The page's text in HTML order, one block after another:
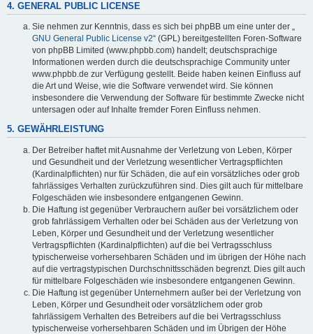
4. GENERAL PUBLIC LICENSE
Sie nehmen zur Kenntnis, dass es sich bei phpBB um eine unter der „
GNU General Public License v2“ (GPL) bereitgestellten Foren-Software
von phpBB Limited (www.phpbb.com) handelt; deutschsprachige
Informationen werden durch die deutschsprachige Community unter
www.phpbb.de zur Verfügung gestellt. Beide haben keinen Einfluss auf
die Art und Weise, wie die Software verwendet wird. Sie können
insbesondere die Verwendung der Software für bestimmte Zwecke nicht
untersagen oder auf Inhalte fremder Foren Einfluss nehmen.
5. GEWÄHRLEISTUNG
Der Betreiber haftet mit Ausnahme der Verletzung von Leben, Körper
und Gesundheit und der Verletzung wesentlicher Vertragspflichten
(Kardinalpflichten) nur für Schäden, die auf ein vorsätzliches oder grob
fahrlässiges Verhalten zurückzuführen sind. Dies gilt auch für mittelbare
Folgeschäden wie insbesondere entgangenen Gewinn.
Die Haftung ist gegenüber Verbrauchern außer bei vorsätzlichem oder
grob fahrlässigem Verhalten oder bei Schäden aus der Verletzung von
Leben, Körper und Gesundheit und der Verletzung wesentlicher
Vertragspflichten (Kardinalpflichten) auf die bei Vertragsschluss
typischerweise vorhersehbaren Schäden und im übrigen der Höhe nach
auf die vertragstypischen Durchschnittsschäden begrenzt. Dies gilt auch
für mittelbare Folgeschäden wie insbesondere entgangenen Gewinn.
Die Haftung ist gegenüber Unternehmern außer bei der Verletzung von
Leben, Körper und Gesundheit oder vorsätzlichem oder grob
fahrlässigem Verhalten des Betreibers auf die bei Vertragsschluss
typischerweise vorhersehbaren Schäden und im Übrigen der Höhe